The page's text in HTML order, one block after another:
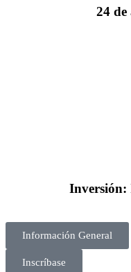
24 de
Inversión:
Información General
Inscríbase